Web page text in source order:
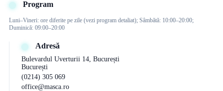
Program
Luni–Vineri: ore diferite pe zile (vezi program detaliat); Sâmbătă: 10:00–20:00;
Duminică: 09:00–20:00
Adresă
Bulevardul Uverturii 14, București
București
(0214) 305 069
office@masca.ro